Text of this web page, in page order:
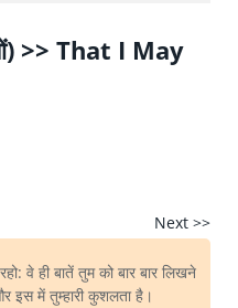
>> That I May
Next >>
वे ही बातें तुम को बार बार लिखने
इस में तुम्हारी कुशलता है।